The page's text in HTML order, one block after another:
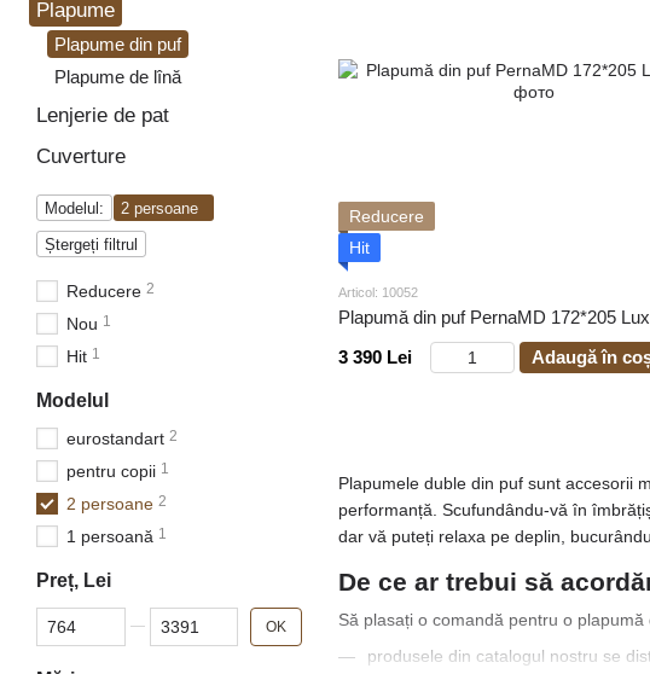
Plapumele duble din puf sunt accesorii
performanță. Scufundându-vă în
dar vă puteți relaxa pe deplin,
De ce ar trebui să
Să plasați o comandă pentru o
produsele din catalogul nostru se
Reducere
Hit
Articol: 10052
Plapumă din puf PernaMD 172*205 Lux
3 390 Lei
Adaugă în
Plapume
Plapume din puf
Plapume de lînă
Lenjerie de pat
Cuverture
Modelul:
2 persoane
Ștergeți filtrul
Reducere 2
Nou 1
Hit 1
Modelul
eurostandart 2
pentru copii 1
2 persoane 2
1 persoană 1
Preț, Lei
De la Preț, Lei
Până la Preț, Lei OK